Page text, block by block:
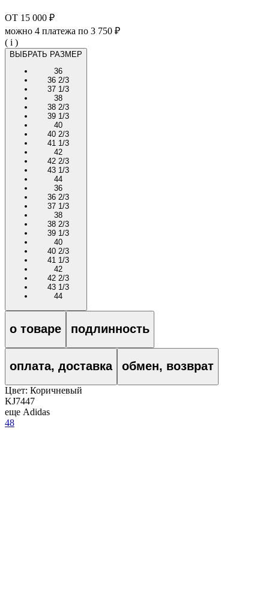
ОТ 15 000 ₽
можно 4 платежа по 3 750 ₽
( i )
ВЫБРАТЬ РАЗМЕР
36
36 2/3
37 1/3
38
38 2/3
39 1/3
40
40 2/3
41 1/3
42
42 2/3
43 1/3
44
36
36 2/3
37 1/3
38
38 2/3
39 1/3
40
40 2/3
41 1/3
42
42 2/3
43 1/3
44
о товаре подлинность
оплата, доставка обмен, возврат
Цвет: Коричневый
KJ7447
еще Adidas
48